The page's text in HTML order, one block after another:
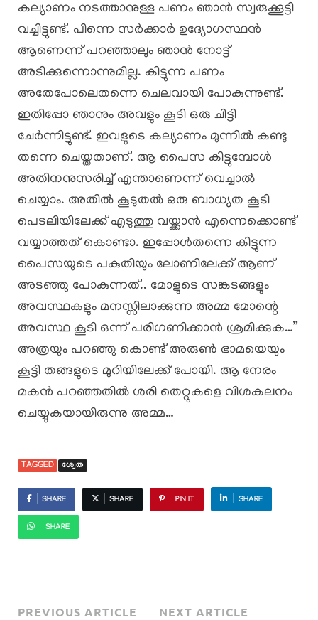
കല്യാണം നടത്താനുള്ള പണം ഞാൻ സ്വരുക്കൂട്ടി
വച്ചിട്ടുണ്ട്. പിന്നെ സർക്കാർ ഉദ്യോഗസ്ഥൻ
ആണെന്ന് പറഞ്ഞാലും ഞാൻ നോട്ട്
അടിക്കുന്നൊന്നുമില്ല. കിട്ടുന്ന പണം
അതേപോലെതന്നെ ചെലവായി പോകുന്നുണ്ട്.
ഇതിപ്പോ ഞാനും അവളും കൂടി ഒരു ചിട്ടി
ചേർന്നിട്ടുണ്ട്. ഇവളുടെ കല്യാണം മുന്നിൽ കണ്ടു
തന്നെ ചെയ്തതാണ്. ആ പൈസ കിട്ടുമ്പോൾ
അതിനനുസരിച്ച് എന്താണെന്ന് വെച്ചാൽ
ചെയ്യാം. അതിൽ കൂടുതൽ ഒരു ബാധ്യത കൂടി
പെടലിയിലേക്ക് എടുത്തു വയ്ക്കാൻ എന്നെക്കൊണ്ട്
വയ്യാത്തത് കൊണ്ടാ. ഇപ്പോൾതന്നെ കിട്ടുന്ന
പൈസയുടെ പകുതിയും ലോണിലേക്ക് ആണ്
അടഞ്ഞു പോകുന്നത്.. മോളുടെ സങ്കടങ്ങളും
അവസ്ഥകളും മനസ്സിലാക്കുന്ന അമ്മ മോന്റെ
അവസ്ഥ കൂടി ഒന്ന് പരിഗണിക്കാൻ ശ്രമിക്കുക…”
അത്രയും പറഞ്ഞു കൊണ്ട് അരുൺ ഭാമയെയും
കൂട്ടി തങ്ങളുടെ മുറിയിലേക്ക് പോയി. ആ നേരം
മകൻ പറഞ്ഞതിൽ ശരി തെറ്റുകളെ വിശകലനം
ചെയ്യുകയായിരുന്നു അമ്മ…
TAGGED ശ്വേത
SHARE SHARE PIN IT SHARE
SHARE
PREVIOUS ARTICLE NEXT ARTICLE